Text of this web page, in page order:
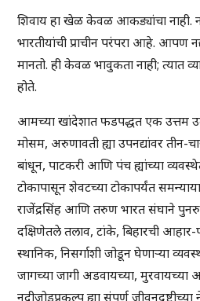
शिवाय हा खेळ केवळ आकड्यांचा नाही.
भारतीयांची प्राचीन परंपरा आहे. आपण
मानतो. ही केवळ भावुकता नाही; त्यात
होते.
आमच्या खांदेशात फडपद्धत एक उत्तम
मोसम, अरुणावती ह्या उपनद्यांवर तीन-
बांधून, पाटकरी आणि पंच ह्यांच्या
टोकापासून शेवटच्या टोकापर्यंत
राजेंद्रसिंह आणि तरुण भारत संघाने
दक्षिणेतले तलाव, टांके, बिहारची आहार-
स्थानिक, निसर्गाशी जोडून घेणाऱ्या
जागच्या जागी अडवायच्या, मुरवायच्या
नदीजोडप्रकल्प ह्या संपूर्ण